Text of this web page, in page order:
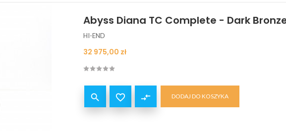
Abyss Diana TC Complete - Dark
HI-END
Cena
32 975,00 zł
  compare_arrows DODAJ DO KOSZYKA